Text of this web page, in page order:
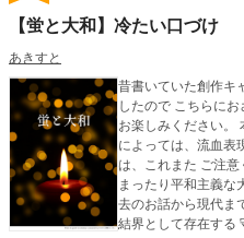
【蛍と大和】冷たい口づけ
あきすと
昔書いていた創作キ
したので こちらにお
お楽しみください。 本編をこちらに収録していきます。 お話
によっては、流血表
は、これまた ご注意ください。 俺様で
まったり平和主義な
去のお話から現代ま
結界として存在する 守護職を